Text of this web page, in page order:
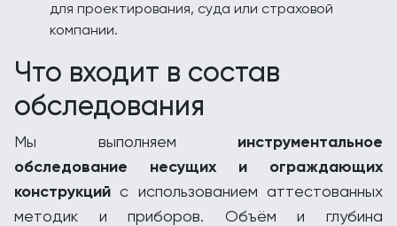
для проектирования, суда или страховой
компании.
Что входит в состав
обследования
Мы выполняем инструментальное
обследование несущих и ограждающих
конструкций с использованием аттестованных
методик и приборов. Объём и глубина